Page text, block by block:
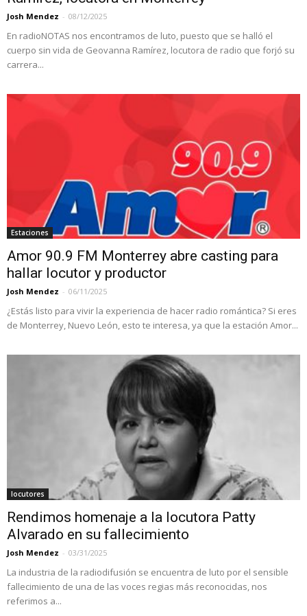
Josh Mendez - 08/12/2025
En radioNOTAS nos encontramos de luto, puesto que se halló el
cuerpo sin vida de Geovanna Ramírez, locutora de radio que forjó su
carrera...
Estaciones
Amor 90.9 FM Monterrey abre casting para
hallar locutor y productor
Josh Mendez - 06/11/2025
¿Estás listo para vivir la experiencia de hacer radio romántica? Si eres
de Monterrey, Nuevo León, esto te interesa, ya que la estación Amor...
locutores
Rendimos homenaje a la locutora Patty
Alvarado en su fallecimiento
Josh Mendez - 03/31/2025
La industria de la radiodifusión se encuentra de luto por el sensible
fallecimiento de una de las voces regias más reconocidas, nos
referimos a...